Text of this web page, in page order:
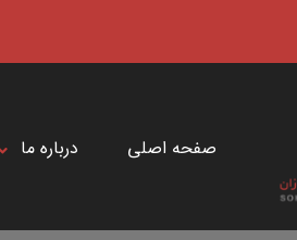
صفحه اصلی درباره ما